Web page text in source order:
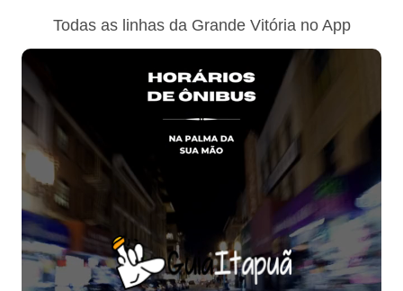
Todas as linhas da Grande Vitória no App